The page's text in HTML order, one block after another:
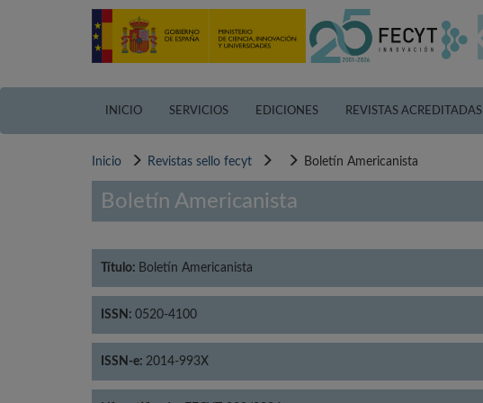
INICIO SERVICIOS EDICIONES REVISTAS ACREDITADAS
Inicio Revistas sello fecyt Boletín Americanista
Boletín Americanista
Título: Boletín Americanista
ISSN: 0520-4100
ISSN-e: 2014-993X